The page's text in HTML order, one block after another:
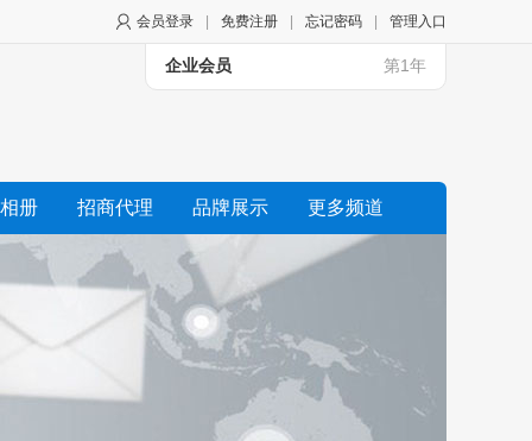
会员登录 免费注册 忘记密码 管理入口
企业会员 第1年
册 招商代理 品牌展示 更多频道